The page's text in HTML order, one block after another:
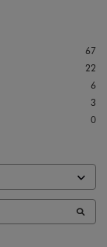
67
22
6
3
0